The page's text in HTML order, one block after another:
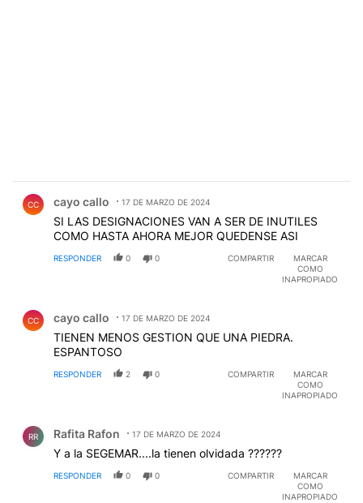
CC cayo callo 17 DE MARZO DE 2024
SI LAS DESIGNACIONES VAN A SER DE INUTILES
COMO HASTA AHORA MEJOR QUEDENSE ASI
RESPONDER 0 0 COMPARTIR
MARCAR
COMO
INAPROPIADO
CC cayo callo 17 DE MARZO DE 2024
TIENEN MENOS GESTION QUE UNA PIEDRA.
ESPANTOSO
RESPONDER 2 0 COMPARTIR
MARCAR
COMO
INAPROPIADO
RR Rafita Rafon 17 DE MARZO DE 2024
Y a la SEGEMAR....la tienen olvidada ??????
RESPONDER 0 0 COMPARTIR
MARCAR
COMO
INAPROPIADO